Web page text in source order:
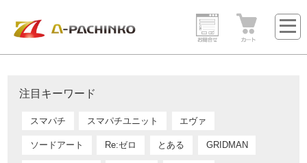
注目キーワード
スマパチ スマパチユニット エヴァ
ソードアート Re:ゼロ とある GRIDMAN